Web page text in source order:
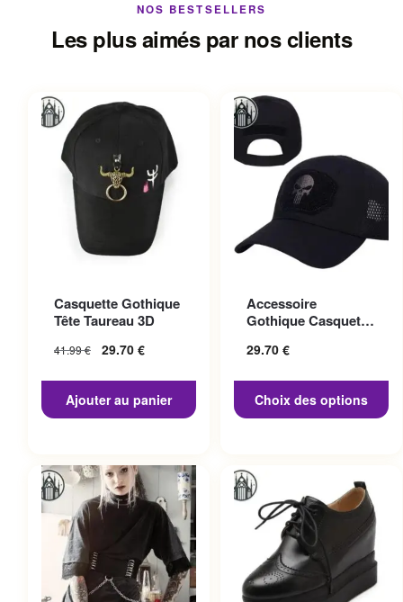
NOS BESTSELLERS
Les plus aimés par nos clients
Casquette Gothique
Tête Taureau 3D
41.99€ 29.70 €
Ajouter au panier
Accessoire
Gothique Casquette
29.70 €
Choix des options
variations. Les options
peuvent être choisies sur la
page du produit